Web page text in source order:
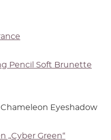
Pencil Soft Brunette
Eyeshadow
„Cyber Green“